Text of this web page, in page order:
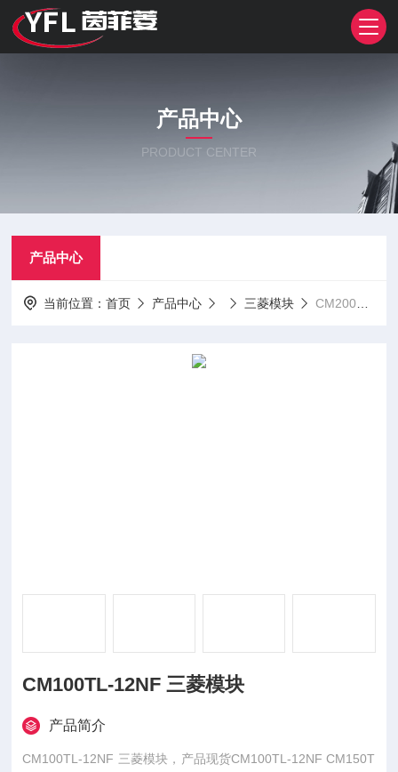
产品中心
PRODUCT CENTER
产品中心
当前位置：首页 产品中心 三菱模块 CM200TL-12NF CM50TL-24NFCM100TL-12NF 三菱模块
CM100TL-12NF 三菱模块
产品简介
CM100TL-12NF 三菱模块，产品现货CM100TL-12NF CM150T